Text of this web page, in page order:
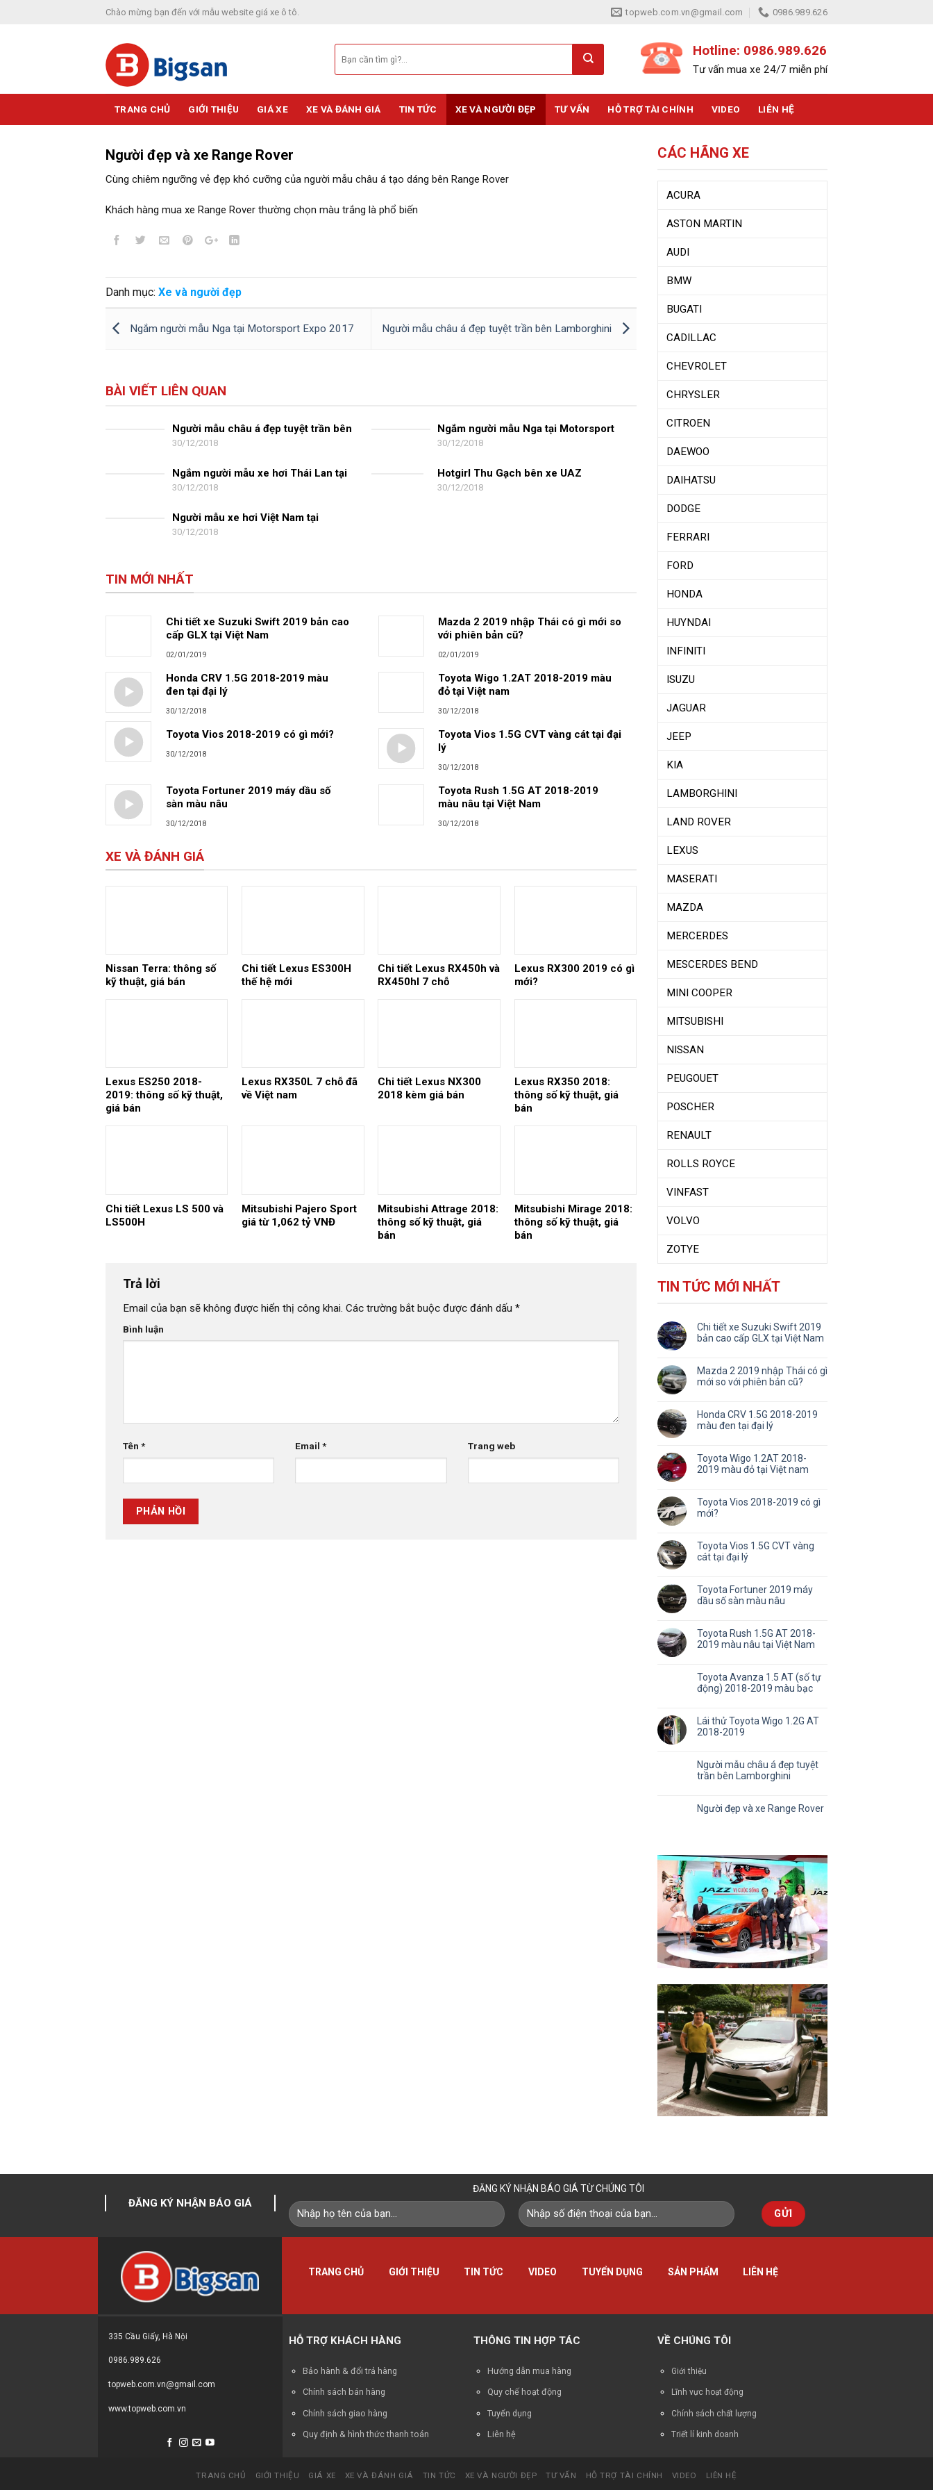
Chào mừng bạn đến với mẫu website giá xe ô tô. topweb.com.vn@gmail.com 0986.989.626
Hotline: 0986.989.626
Tư vấn mua xe 24/7 miễn phí
TRANG CHỦ GIỚI THIỆU GIÁ XE XE VÀ ĐÁNH GIÁ TIN TỨC XE VÀ NGƯỜI ĐẸP TƯ VẤN HỖ TRỢ TÀI CHÍNH VIDEO LIÊN HỆ
Người đẹp và xe Range Rover
Cùng chiêm ngưỡng vẻ đẹp khó cưỡng của người mẫu châu á tạo dáng bên Range Rover
Khách hàng mua xe Range Rover thường chọn màu trắng là phổ biến
Danh mục: Xe và người đẹp
Ngắm người mẫu Nga tại Motorsport Expo 2017 Người mẫu châu á đẹp tuyệt trần bên Lamborghini
BÀI VIẾT LIÊN QUAN
Người mẫu châu á đẹp tuyệt trần bên
Lamborghini
30/12/2018
Ngắm người mẫu Nga tại Motorsport
Expo 2017
30/12/2018
Ngắm người mẫu xe hơi Thái Lan tại
Bangkok Motor Show 2017
30/12/2018
Hotgirl Thu Gạch bên xe UAZ
30/12/2018
Người mẫu xe hơi Việt Nam tại
Mercedes Benz Fascination 2018
30/12/2018
TIN MỚI NHẤT
Chi tiết xe Suzuki Swift 2019 bản cao
cấp GLX tại Việt Nam
02/01/2019
Mazda 2 2019 nhập Thái có gì mới so
với phiên bản cũ?
02/01/2019
Honda CRV 1.5G 2018-2019 màu
đen tại đại lý
30/12/2018
Toyota Wigo 1.2AT 2018-2019 màu
đỏ tại Việt nam
30/12/2018
Toyota Vios 2018-2019 có gì mới?
30/12/2018
Toyota Vios 1.5G CVT vàng cát tại đại
lý
30/12/2018
Toyota Fortuner 2019 máy dầu số
sàn màu nâu
30/12/2018
Toyota Rush 1.5G AT 2018-2019
màu nâu tại Việt Nam
30/12/2018
XE VÀ ĐÁNH GIÁ
Nissan Terra: thông số
kỹ thuật, giá bán
Chi tiết Lexus ES300H
thế hệ mới
Chi tiết Lexus RX450h và
RX450hl 7 chỗ
Lexus RX300 2019 có gì
mới?
Lexus ES250 2018-
2019: thông số kỹ thuật,
giá bán
Lexus RX350L 7 chỗ đã
về Việt nam
Chi tiết Lexus NX300
2018 kèm giá bán
Lexus RX350 2018:
thông số kỹ thuật, giá
bán
Chi tiết Lexus LS 500 và
LS500H
Mitsubishi Pajero Sport
giá từ 1,062 tỷ VNĐ
Mitsubishi Attrage 2018:
thông số kỹ thuật, giá
bán
Mitsubishi Mirage 2018:
thông số kỹ thuật, giá
bán
Trả lời
Email của bạn sẽ không được hiển thị công khai. Các trường bắt buộc được đánh dấu *
Bình luận
Tên * Email* Trang web
CÁC HÃNG XE
ACURA
ASTON MARTIN
AUDI
BMW
BUGATI
CADILLAC
CHEVROLET
CHRYSLER
CITROEN
DAEWOO
DAIHATSU
DODGE
FERRARI
FORD
HONDA
HUYNDAI
INFINITI
ISUZU
JAGUAR
JEEP
KIA
LAMBORGHINI
LAND ROVER
LEXUS
MASERATI
MAZDA
MERCERDES
MESCERDES BEND
MINI COOPER
MITSUBISHI
NISSAN
PEUGOUET
POSCHER
RENAULT
ROLLS ROYCE
VINFAST
VOLVO
ZOTYE
TIN TỨC MỚI NHẤT
Chi tiết xe Suzuki Swift 2019
bản cao cấp GLX tại Việt Nam
Mazda 2 2019 nhập Thái có gì
mới so với phiên bản cũ?
Honda CRV 1.5G 2018-2019
màu đen tại đại lý
Toyota Wigo 1.2AT 2018-
2019 màu đỏ tại Việt nam
Toyota Vios 2018-2019 có gì
mới?
Toyota Vios 1.5G CVT vàng
cát tại đại lý
Toyota Fortuner 2019 máy
dầu số sàn màu nâu
Toyota Rush 1.5G AT 2018-
2019 màu nâu tại Việt Nam
Toyota Avanza 1.5 AT (số tự
động) 2018-2019 màu bạc
Lái thử Toyota Wigo 1.2G AT
2018-2019
Người mẫu châu á đẹp tuyệt
trần bên Lamborghini
Người đẹp và xe Range Rover
ĐĂNG KÝ NHẬN BÁO GIÁ
ĐĂNG KÝ NHẬN BÁO GIÁ TỪ CHÚNG TÔI
TRANG CHỦ GIỚI THIỆU TIN TỨC VIDEO TUYỂN DỤNG SẢN PHẨM LIÊN HỆ
335 Cầu Giấy, Hà Nội
0986.989.626
topweb.com.vn@gmail.com
www.topweb.com.vn
HỖ TRỢ KHÁCH HÀNG
Bảo hành & đổi trả hàng
Chính sách bán hàng
Chính sách giao hàng
Quy định & hình thức thanh toán
THÔNG TIN HỢP TÁC
Hướng dẫn mua hàng
Quy chế hoạt động
Tuyển dụng
Liên hệ
VỀ CHÚNG TÔI
Giới thiệu
Lĩnh vực hoạt động
Chính sách chất lượng
Triết lí kinh doanh
TRANG CHỦ GIỚI THIỆU GIÁ XE XE VÀ ĐÁNH GIÁ TIN TỨC XE VÀ NGƯỜI ĐẸP TƯ VẤN HỖ TRỢ TÀI CHÍNH VIDEO LIÊN HỆ